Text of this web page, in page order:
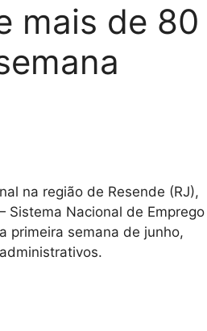
mais de 80
na região de Resende (RJ),
Sistema Nacional de Emprego
primeira semana de junho,